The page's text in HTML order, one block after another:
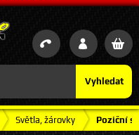
Vyhledat
Světla, žárovky Poziční